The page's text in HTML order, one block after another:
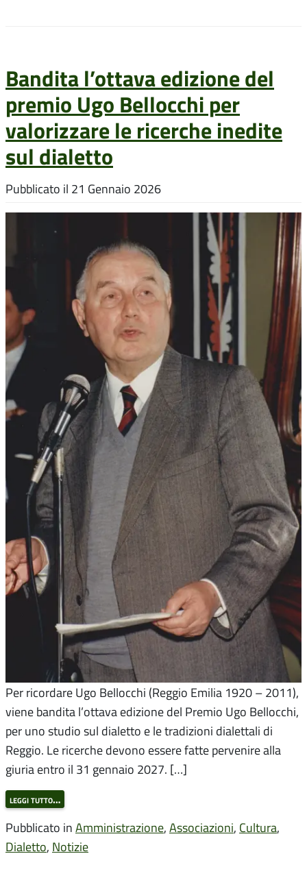
Bandita l’ottava edizione del
premio Ugo Bellocchi per
valorizzare le ricerche inedite
sul dialetto
Pubblicato il 21 Gennaio 2026
Per ricordare Ugo Bellocchi (Reggio Emilia 1920 – 2011),
viene bandita l’ottava edizione del Premio Ugo Bellocchi,
per uno studio sul dialetto e le tradizioni dialettali di
Reggio. Le ricerche devono essere fatte pervenire alla
giuria entro il 31 gennaio 2027. […]
leggi tutto…
Pubblicato in Amministrazione, Associazioni, Cultura,
Dialetto, Notizie